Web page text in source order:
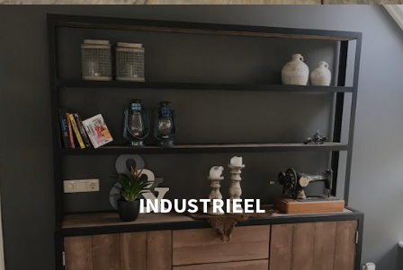
INDUSTRIEEL